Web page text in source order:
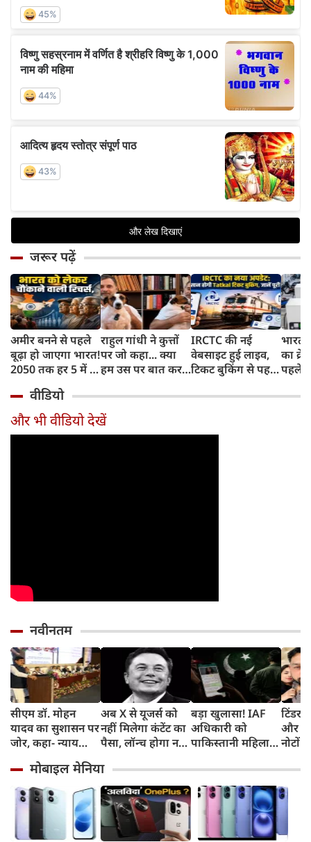
जरूर पढ़ें
अमीर बनने से पहले
बूढ़ा हो जाएगा भारत!
2050 तक हर 5 में 1
साल से ज्यादा उम्र का
राहुल गांधी ने कुत्तों
पर जो कहा... क्या
हम उस पर बात कर
IRCTC की नई
वेबसाइट हुई लाइव,
टिकट बुकिंग से पहले
काम, जानें पूरा
भारत
का
पहले
और
वीडियो
और भी वीडियो देखें
नवीनतम
सीएम डॉ. मोहन
यादव का सुशासन पर
जोर, कहा- न्याय
लिए प्रतिबद्ध है
सरकार
अब X से यूजर्स को
नहीं मिलेगा कंटेंट का
पैसा, लॉन्‍च होगा नया
शर्त
बड़ा खुलासा! IAF
अधिकारी को
पाकिस्तानी महिला
हनीट्रैफ का शिकार,
गिरफ्तार
टिंडर
और
नोटों
का
करोड़
मोबाइल मेनिया